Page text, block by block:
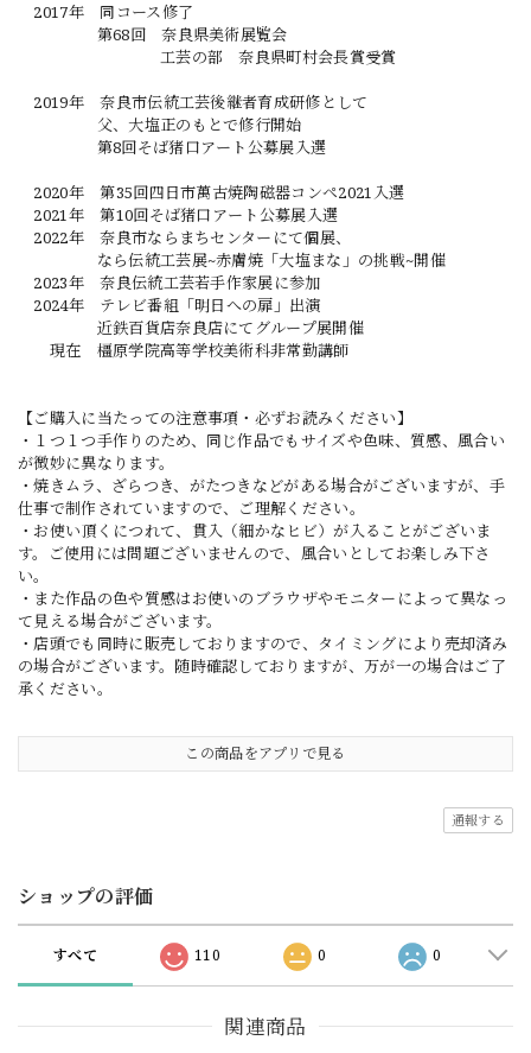
2017年 同コース修了
第68回 奈良県美術展覧会
工芸の部 奈良県町村会長賞受賞
2019年 奈良市伝統工芸後継者育成研修として
父、大塩正のもとで修行開始
第8回そば猪口アート公募展入選
2020年 第35回四日市萬古焼陶磁器コンペ2021入選
2021年 第10回そば猪口アート公募展入選
2022年 奈良市ならまちセンターにて個展、
なら伝統工芸展~赤膚焼「大塩まな」の挑戦~開催
2023年 奈良伝統工芸若手作家展に参加
2024年 テレビ番組「明日への扉」出演
近鉄百貨店奈良店にてグループ展開催
現在 橿原学院高等学校美術科非常勤講師
【ご購入に当たっての注意事項・必ずお読みください】
・１つ１つ手作りのため、同じ作品でもサイズや色味、質感、風合い
が微妙に異なります。
・焼きムラ、ざらつき、がたつきなどがある場合がございますが、手
仕事で制作されていますので、ご理解ください。
・お使い頂くにつれて、貫入（細かなヒビ）が入ることがございま
す。ご使用には問題ございませんので、風合いとしてお楽しみ下さ
い。
・また作品の色や質感はお使いのブラウザやモニターによって異なっ
て見える場合がございます。
・店頭でも同時に販売しておりますので、タイミングにより売却済み
の場合がございます。随時確認しておりますが、万が一の場合はご了
承ください。
この商品をアプリで見る
通報する
ショップの評価
すべて 110 0 0
関連商品